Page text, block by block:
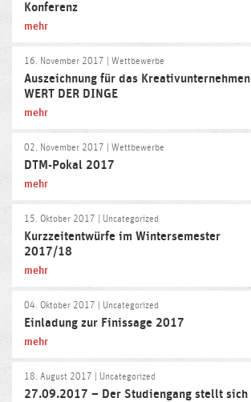
Konferenz
mehr
16. November 2017 | Wettbewerbe
Auszeichnung für das Kreativunternehmen
WERT DER DINGE
mehr
02. November 2017 | Wettbewerbe
DTM-Pokal 2017
mehr
15. Oktober 2017 | Uncategorized
Kurzzeitentwürfe im Wintersemester
2017/18
mehr
04. Oktober 2017 | Uncategorized
Einladung zur Finissage 2017
mehr
18. August 2017 | Uncategorized
27.09.2017 – Der Studiengang stellt sich